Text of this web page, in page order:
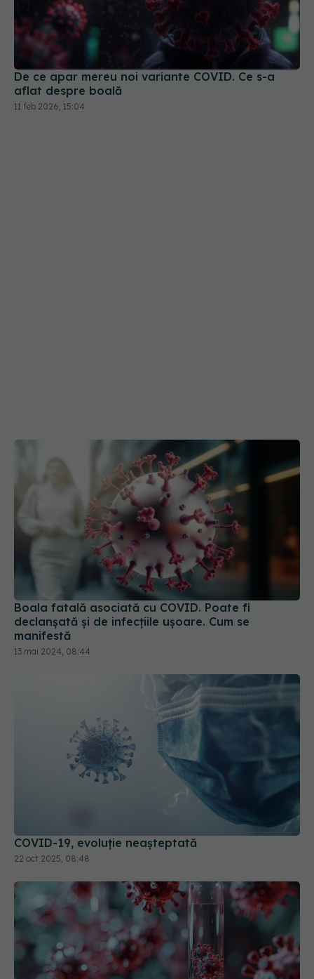
De ce apar mereu noi variante COVID. Ce s-a
aflat despre boală
11 feb 2026, 15:04
Boala fatală asociată cu COVID. Poate fi
declanșată și de infecțiile ușoare. Cum se
manifestă
13 mai 2024, 08:44
COVID-19, evoluție neașteptată
22 oct 2025, 08:48